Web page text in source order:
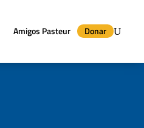
Amigos Pasteur Donar